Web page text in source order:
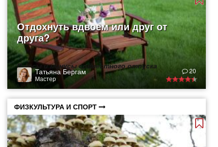
Отдохнуть вдвоем или друг от
друга?
Плюсы и минусы совместного отпуска
Татьяна Бергам
Мастер
20
ФИЗКУЛЬТУРА И СПОРТ